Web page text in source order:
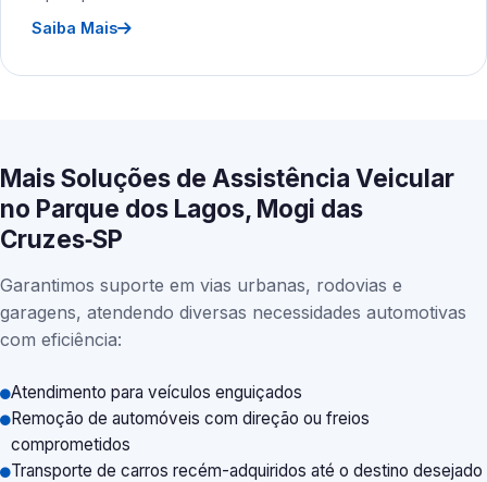
Saiba Mais
Mais Soluções de Assistência Veicular
no Parque dos Lagos, Mogi das
Cruzes‑SP
Garantimos suporte em vias urbanas, rodovias e
garagens, atendendo diversas necessidades automotivas
com eficiência:
Atendimento para veículos enguiçados
Remoção de automóveis com direção ou freios
comprometidos
Transporte de carros recém-adquiridos até o destino desejado